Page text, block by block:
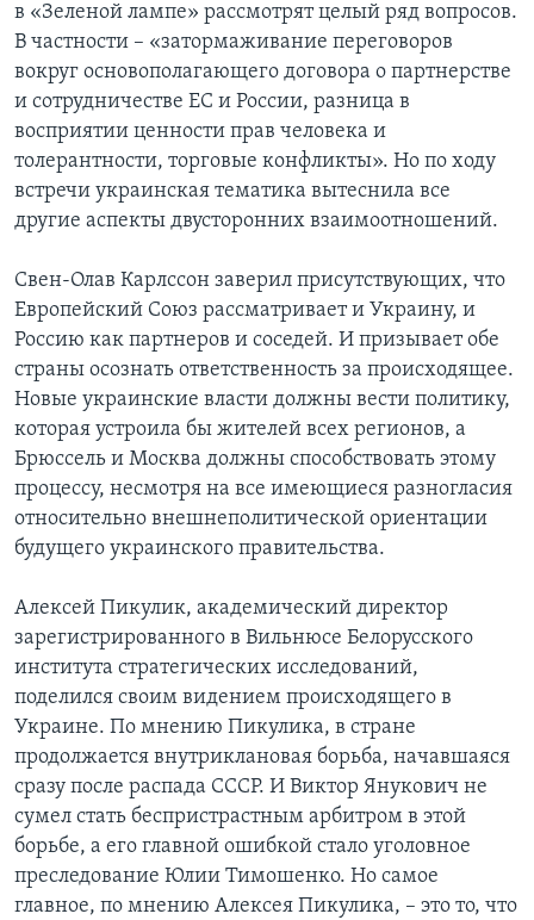
в «Зеленой лампе» рассмотрят целый ряд вопросов.
В частности – «затормаживание переговоров
вокруг основополагающего договора о партнерстве
и сотрудничестве ЕС и России, разница в
восприятии ценности прав человека и
толерантности, торговые конфликты». Но по ходу
встречи украинская тематика вытеснила все
другие аспекты двусторонних взаимоотношений.
Свен-Олав Карлссон заверил присутствующих, что
Европейский Союз рассматривает и Украину, и
Россию как партнеров и соседей. И призывает обе
страны осознать ответственность за происходящее.
Новые украинские власти должны вести политику,
которая устроила бы жителей всех регионов, а
Брюссель и Москва должны способствовать этому
процессу, несмотря на все имеющиеся разногласия
относительно внешнеполитической ориентации
будущего украинского правительства.
Алексей Пикулик, академический директор
зарегистрированного в Вильнюсе Белорусского
института стратегических исследований,
поделился своим видением происходящего в
Украине. По мнению Пикулика, в стране
продолжается внутриклановая борьба, начавшаяся
сразу после распада СССР. И Виктор Янукович не
сумел стать беспристрастным арбитром в этой
борьбе, а его главной ошибкой стало уголовное
преследование Юлии Тимошенко. Но самое
главное, по мнению Алексея Пикулика, – это то, что